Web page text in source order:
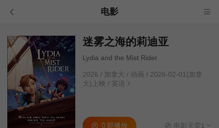
电影
迷雾之海的莉迪亚
Lydia and the Mist Rider
2026 / 加拿大 / 动画 / 2026-02-01(加拿
大)上映 / 英语
立即播放 电影天堂1